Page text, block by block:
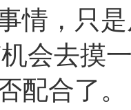
情，只
会去摸
配合了。